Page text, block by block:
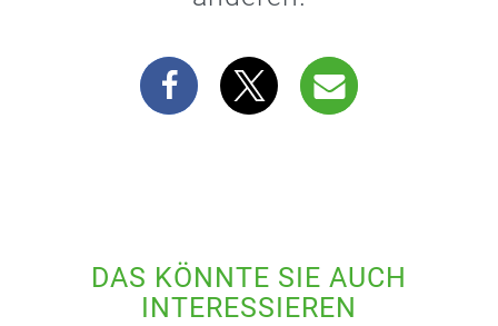
DAS KÖNNTE SIE AUCH
INTERESSIEREN